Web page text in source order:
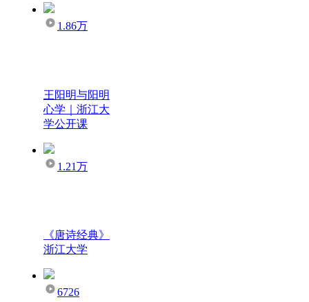
1.86万
王阳明与阳明
心学｜浙江大
学公开课
1.21万
《唐诗经典》
浙江大学
6726